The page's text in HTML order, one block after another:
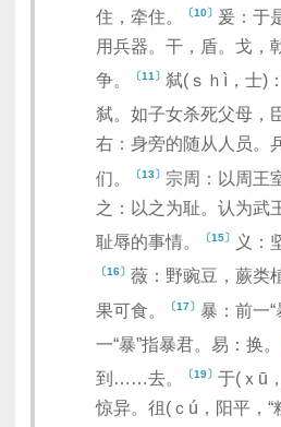
住，牵住。
〔10〕 爰：于
用兵器。干，盾。戈，
争。
〔11〕 弑(ｓｈì，士)
弑。如子女杀死父母，
右：身旁的随从人员。
们。
〔13〕 宗周：以周王
之：以之为耻。认为武
耻辱的事情。
〔15〕 义：
〔16〕 薇：野豌豆，蕨类
果可食。
〔17〕 暴：前一“
一“暴”指暴君。易：换。
到……去。
〔19〕 于(ｘū
惊异。徂(ｃú，阳平，“